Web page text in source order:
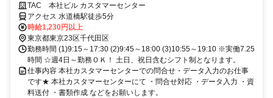
TAC 本社ビル カスタマーセンター
アクセス 水道橋駅徒歩5分
時給1,230円以上
東京都東京23区千代田区
勤務時間 (1)9:15～17:30 (2)9:45～18:00 (3)10:55～19:10 ※実働7.25
時間 ☆週4日～勤務ＯＫ！ 土日、祝日含むシフト制となります。
仕事内容 本社カスタマーセンターでの問合せ・データ入力のお仕事
です★ 本社カスタマーセンターにて ・問合せ対応 ・データ入力 ・資
料送付 ・書類作成 などをお願いします。